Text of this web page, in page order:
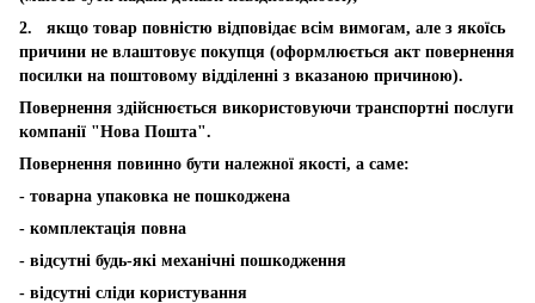
2. якщо товар повністю відповідає всім вимогам, але з якоїсь
причини не влаштовує покупця (оформлюється акт повернення
посилки на поштовому відділенні з вказаною причиною).
Повернення здійснюється використовуючи транспортні послуги
компанії "Нова Пошта".
Повернення повинно бути належної якості, а саме:
- товарна упаковка не пошкоджена
- комплектація повна
- відсутні будь-які механічні пошкодження
- відсутні сліди користування